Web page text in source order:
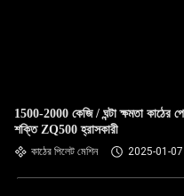
1500-2000 কেজি / ঘন্টা ক্ষমতা কাঠের
শক্তি ZQ500 হ্রাসকারী
কাঠের পিলেট মেশিন 2025-01-07